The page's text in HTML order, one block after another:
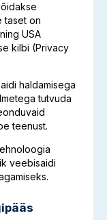
taset on
USA
kilbi (Privacy
haldamisega
tutvuda
teenust.
veebisaidi